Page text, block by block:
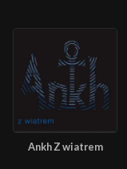
Ankh Z wiatrem